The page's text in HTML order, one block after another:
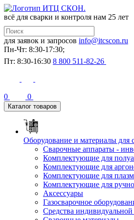
всё для сварки и контроля нам 25 лет
для заявок и запросов info@itcscon.ru
Пн-Чт: 8:30-17:30;
Пт: 8:30-16:30 8 800 511-82-26
0 0
Каталог товаров
Оборудование и материалы для
Сварочные аппараты -
Комплектующие для
Комплектующие для
Комплектующие для
Комплектующие для
Аксессуары
Газосварочное
Средства